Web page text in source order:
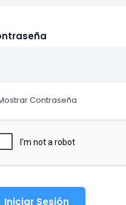
Contraseña
Iniciar Sesión